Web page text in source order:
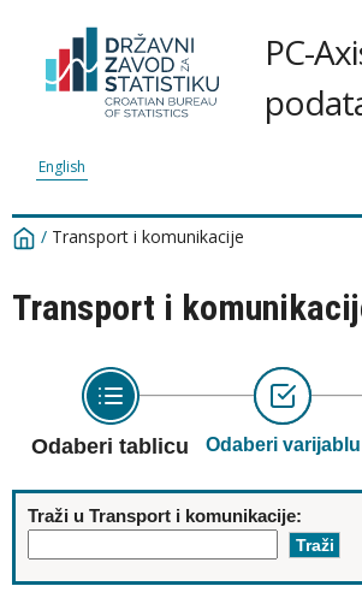
PC-
English
/ Transport i komunikacije
Transport i
Odaberi tablicu Odaberi varijablu
Traži u Transport i komunikacije: